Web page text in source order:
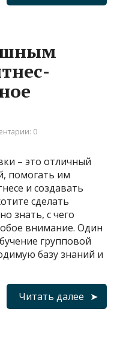
0
– это отличный
помогать им
и создавать
сделать
знать, с чего
внимание. Один
групповой
базу знаний и
Читать далее